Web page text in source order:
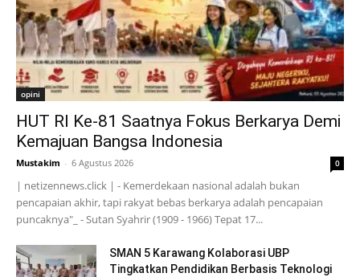
opini
HUT RI Ke-81 Saatnya Fokus Berkarya Demi
Kemajuan Bangsa Indonesia
Mustakim - 6 Agustus 2026 0
| netizennews.click | - Kemerdekaan nasional adalah bukan
pencapaian akhir, tapi rakyat bebas berkarya adalah pencapaian
puncaknya"_ - Sutan Syahrir (1909 - 1966) Tepat 17...
SMAN 5 Karawang Kolaborasi UBP
Tingkatkan Pendidikan Berbasis Teknologi